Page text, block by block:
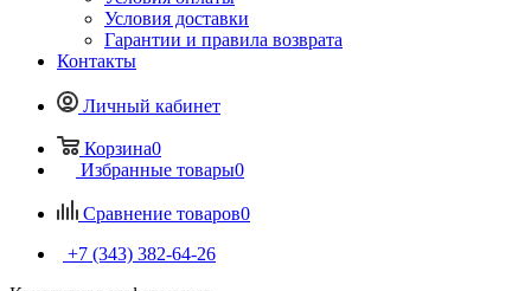
Условия доставки
Гарантии и правила возврата
Контакты
Личный кабинет
Корзина0
Избранные товары0
Сравнение товаров0
+7 (343) 382-64-26